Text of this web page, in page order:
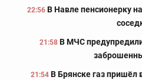
22:56 В Навле пенсионерку
21:58 В МЧС
21:54 В Брянске газ